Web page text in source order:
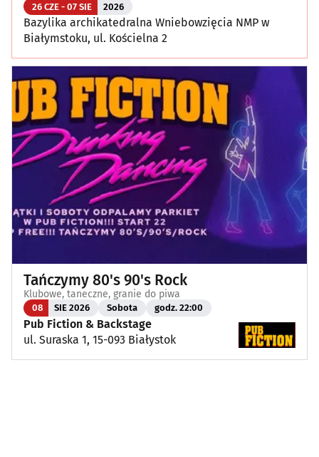
26 CZE - 07 SIE 2026
Bazylika archikatedralna Wniebowzięcia NMP w
Białymstoku, ul. Kościelna 2
Tańczymy 80's 90's Rock
Klubowe, taneczne, granie do piwa
08 SIE 2026 Sobota godz. 22:00
Pub Fiction & Backstage
ul. Suraska 1, 15-093 Białystok